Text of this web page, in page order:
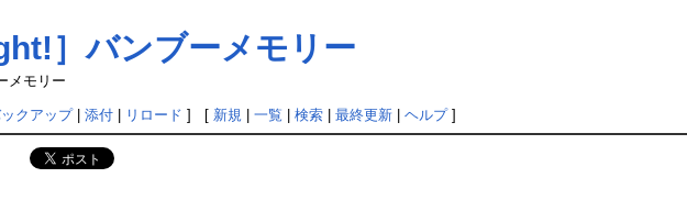
］バンブーメモリー
メモリー
クアップ| 添付| リロード ] [ 新規| 一覧 検索| 最終更新| ヘルプ]